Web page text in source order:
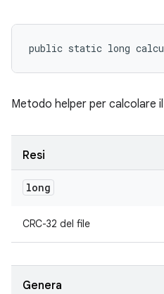
public static long
Metodo helper per calcolare il
Resi
long
CRC-32 del file
Genera